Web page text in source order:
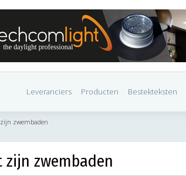
Leveranciers Producten Bestekteksten
zwembaden
zijn zwembaden